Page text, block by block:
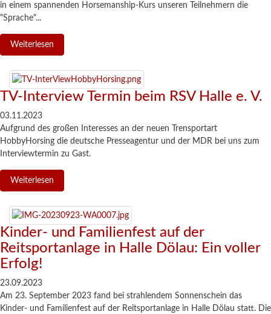
in einem spannenden Horsemanship-Kurs unseren Teilnehmern die
"Sprache"...
Weiterlesen
TV-Interview Termin beim RSV Halle e. V.
03.11.2023
Aufgrund des großen Interesses an der neuen Trensportart
HobbyHorsing die deutsche Presseagentur und der MDR bei uns zum
Interviewtermin zu Gast.
Weiterlesen
Kinder- und Familienfest auf der
Reitsportanlage in Halle Dölau: Ein voller
Erfolg!
23.09.2023
Am 23. September 2023 fand bei strahlendem Sonnenschein das
Kinder- und Familienfest auf der Reitsportanlage in Halle Dölau statt. Die